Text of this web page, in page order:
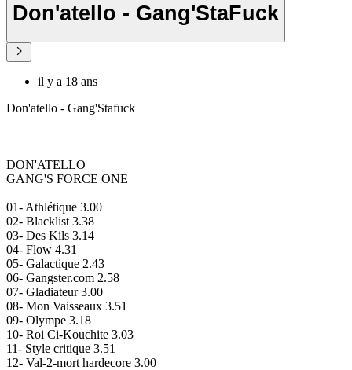
Don'atello - Gang'StaFuck
il y a 18 ans
Don'atello - Gang'Stafuck
DON'ATELLO
GANG'S FORCE ONE
01- Athlétique 3.00
02- Blacklist 3.38
03- Des Kils 3.14
04- Flow 4.31
05- Galactique 2.43
06- Gangster.com 2.58
07- Gladiateur 3.00
08- Mon Vaisseaux 3.51
09- Olympe 3.18
10- Roi Ci-Kouchite 3.03
11- Style critique 3.51
12- Val-2-mort hardecore 3.00